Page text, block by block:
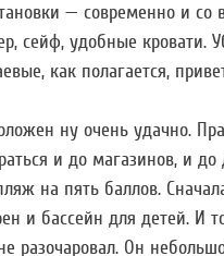
— современно и
сейф, удобные кровати.
как полагается,
ну очень удачно.
и до магазинов, и
на пять баллов.
и бассейн для детей. И
разочаровал. Он